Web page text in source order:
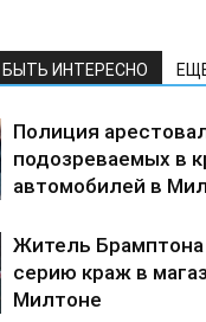
ИНТЕРЕСНО
Полиция
подозреваемых в
автомобилей в
Житель Брамптона
серию краж в
Милтоне